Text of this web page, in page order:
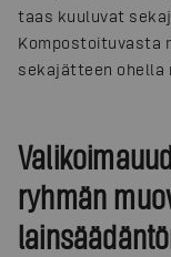
taas kuuluvat
Kompostoituvasta
sekajätteen ohella
ryhmän